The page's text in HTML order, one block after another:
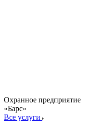
Охранное предприятие
«Барс»
Все услуги